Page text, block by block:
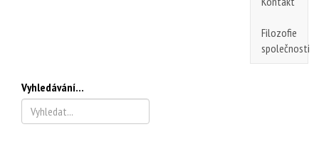
Filozofie
společnosti
Vyhledávání...